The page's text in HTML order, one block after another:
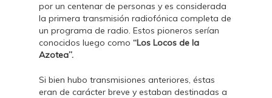
por un centenar de personas y es considerada
la primera transmisión radiofónica completa de
un programa de radio. Estos pioneros serían
conocidos luego como “Los Locos de la
Azotea”.
Si bien hubo transmisiones anteriores, éstas
eran de carácter breve y estaban destinadas a